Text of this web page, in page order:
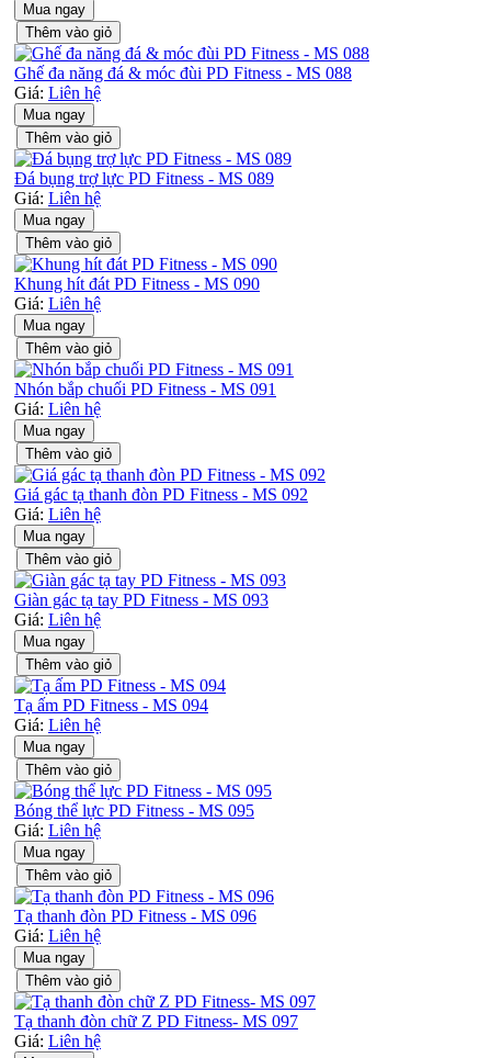
Mua ngay
Thêm vào giỏ
Ghế đa năng đá & móc đùi PD Fitness - MS 088
Giá: Liên hệ
Mua ngay
Thêm vào giỏ
Đá bụng trợ lực PD Fitness - MS 089
Giá: Liên hệ
Mua ngay
Thêm vào giỏ
Khung hít đát PD Fitness - MS 090
Giá: Liên hệ
Mua ngay
Thêm vào giỏ
Nhón bắp chuối PD Fitness - MS 091
Giá: Liên hệ
Mua ngay
Thêm vào giỏ
Giá gác tạ thanh đòn PD Fitness - MS 092
Giá: Liên hệ
Mua ngay
Thêm vào giỏ
Giàn gác tạ tay PD Fitness - MS 093
Giá: Liên hệ
Mua ngay
Thêm vào giỏ
Tạ ấm PD Fitness - MS 094
Giá: Liên hệ
Mua ngay
Thêm vào giỏ
Bóng thể lực PD Fitness - MS 095
Giá: Liên hệ
Mua ngay
Thêm vào giỏ
Tạ thanh đòn PD Fitness - MS 096
Giá: Liên hệ
Mua ngay
Thêm vào giỏ
Tạ thanh đòn chữ Z PD Fitness- MS 097
Giá: Liên hệ